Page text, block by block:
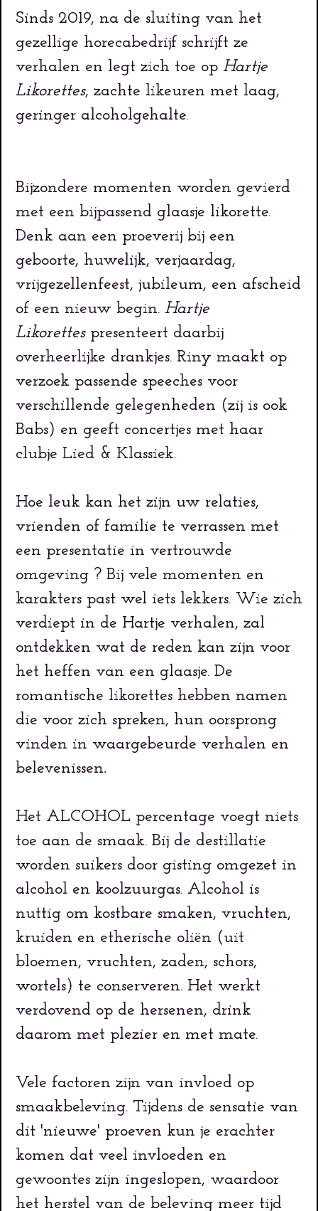
Sinds 2019, na de sluiting van het
gezellige horecabedrijf schrijft ze
verhalen en legt zich toe op Hartje
Likorettes, zachte likeuren met laag,
geringer alcoholgehalte.
Bijzondere momenten worden gevierd
met een bijpassend glaasje likorette.
Denk aan een proeverij bij een
geboorte, huwelijk, verjaardag,
vrijgezellenfeest, jubileum, een afscheid
of een nieuw begin. Hartje
Likorettespresenteert daarbij
overheerlijke drankjes. Riny maakt op
verzoek passende speeches voor
verschillende gelegenheden (zij is ook
Babs) en geeft concertjes met haar
clubje Lied & Klassiek.
Hoe leuk kan het zijn uw relaties,
vrienden of familie te verrassen met
een presentatie in vertrouwde
omgeving ? Bij vele momenten en
karakters past wel iets lekkers. Wie zich
verdiept in de Hartje verhalen, zal
ontdekken wat de reden kan zijn voor
het heffen van een glaasje. De
romantische likorettes hebben namen
die voor zich spreken, hun oorsprong
vinden in waargebeurde verhalen en
belevenissen.
Het ALCOHOL percentage voegt niets
toe aan de smaak. Bij de destillatie
worden suikers door gisting omgezet in
alcohol en koolzuurgas. Alcohol is
nuttig om kostbare smaken, vruchten,
kruiden en etherische oliën (uit
bloemen, vruchten, zaden, schors,
wortels) te conserveren. Het werkt
verdovend op de hersenen, drink
daarom met plezier en met mate.
Vele factoren zijn van invloed op
smaakbeleving. Tijdens de sensatie van
dit 'nieuwe' proeven kun je erachter
komen dat veel invloeden en
gewoontes zijn ingeslopen, waardoor
het herstel van de beleving meer tijd